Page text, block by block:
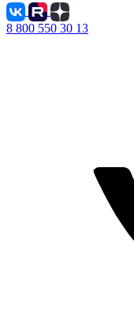
8 800 550 30 13